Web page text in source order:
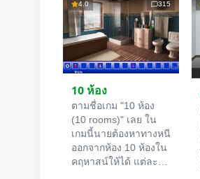
4.0 315
10 ห้อง
ตามชื่อเกม "10 ห้อง
(10 rooms)" เลย ใน
เกมนี้นายต้องหาทางหนี
ออกจากห้อง 10 ห้องใน
คฤหาสน์ให้ได้ แต่ละ